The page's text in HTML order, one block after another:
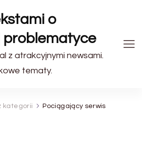
o
problematyce
z atrakcyjnymi newsami.
tematy.
kategorii Pociągający serwis